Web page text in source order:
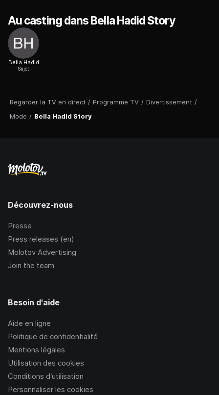
Regarder la TV en direct / Programme TV / Divertissement /
Mode / Bella Hadid Story
Au casting dans Bella Hadid Story
Bella Hadid
Sujet
Découvrez-nous
Presse
Press releases (en)
Molotov Advertising
Join the team
Besoin d'aide
Aide en ligne
Politique de confidentialité
Mentions légales
Utilisation des cookies
Conditions d’utilisation
Personnaliser les cookies